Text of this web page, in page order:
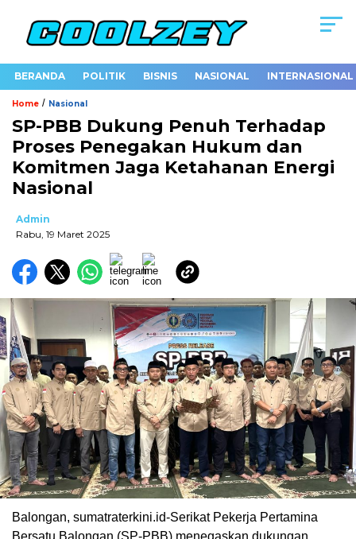
BERANDA POLITIK BISNIS NASIONAL INTERNASIONAL
Home / Nasional
SP-PBB Dukung Penuh Terhadap
Proses Penegakan Hukum dan
Komitmen Jaga Ketahanan Energi
Nasional
Admin
Rabu, 19 Maret 2025
Balongan, sumatraterkini.id-Serikat Pekerja Pertamina